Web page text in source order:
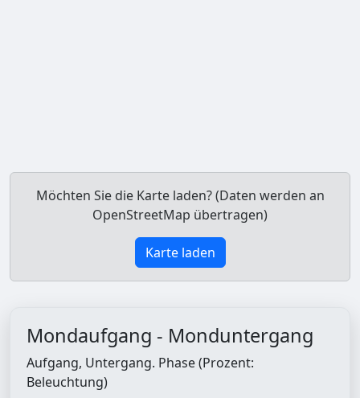
Möchten Sie die Karte laden? (Daten werden an
OpenStreetMap übertragen)
Karte laden
Mondaufgang - Monduntergang
Aufgang, Untergang. Phase (Prozent:
Beleuchtung)